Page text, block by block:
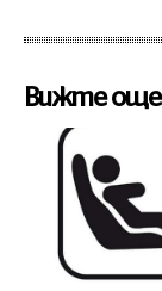
Вижте още